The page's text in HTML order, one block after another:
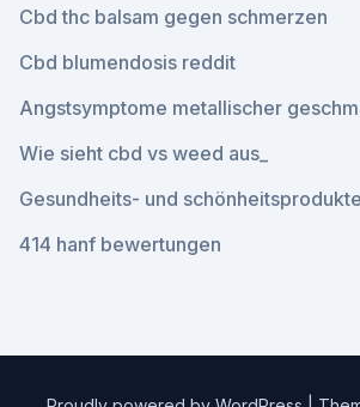
Cbd thc balsam gegen schmerzen
Cbd blumendosis reddit
Angstsymptome metallischer
Wie sieht cbd vs weed aus_
Gesundheits- und
414 hanf bewertungen